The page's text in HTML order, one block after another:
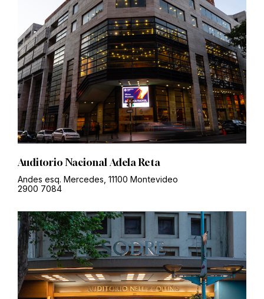
Auditorio Nacional Adela Reta
Andes esq. Mercedes, 11100 Montevideo
2900 7084